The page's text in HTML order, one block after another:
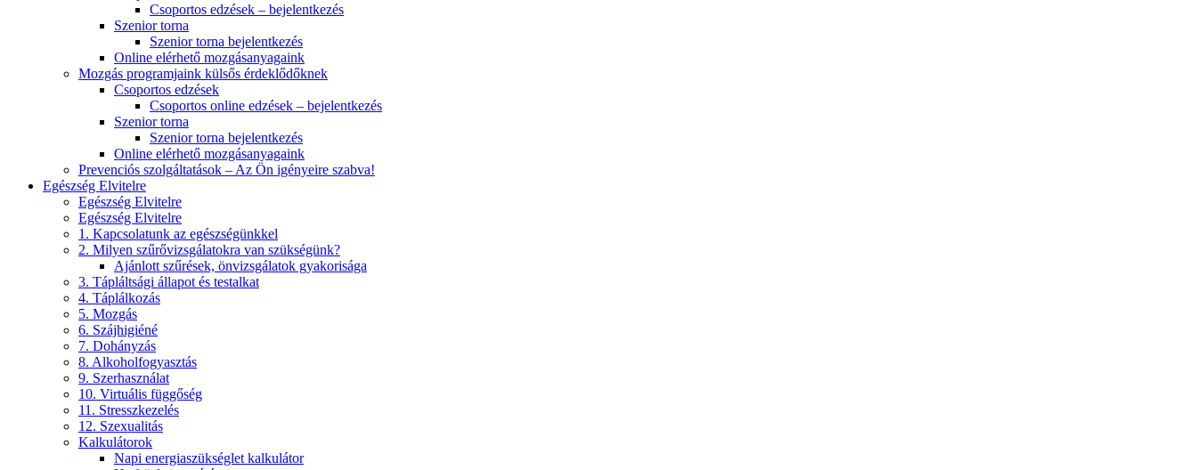
Csoportos edzések – bejelentkezés
Szenior torna
Szenior torna bejelentkezés
Online elérhető mozgásanyagaink
Mozgás programjaink külsős érdeklődőknek
Csoportos edzések
Csoportos online edzések – bejelentkezés
Szenior torna
Szenior torna bejelentkezés
Online elérhető mozgásanyagaink
Prevenciós szolgáltatások – Az Ön igényeire szabva!
Egészség Elvitelre
Egészség Elvitelre
Egészség Elvitelre
1. Kapcsolatunk az egészségünkkel
2. Milyen szűrővizsgálatokra van szükségünk?
Ajánlott szűrések, önvizsgálatok gyakorisága
3. Tápláltsági állapot és testalkat
4. Táplálkozás
5. Mozgás
6. Szájhigiéné
7. Dohányzás
8. Alkoholfogyasztás
9. Szerhasználat
10. Virtuális függőség
11. Stresszkezelés
12. Szexualitás
Kalkulátorok
Napi energiaszükséglet kalkulátor